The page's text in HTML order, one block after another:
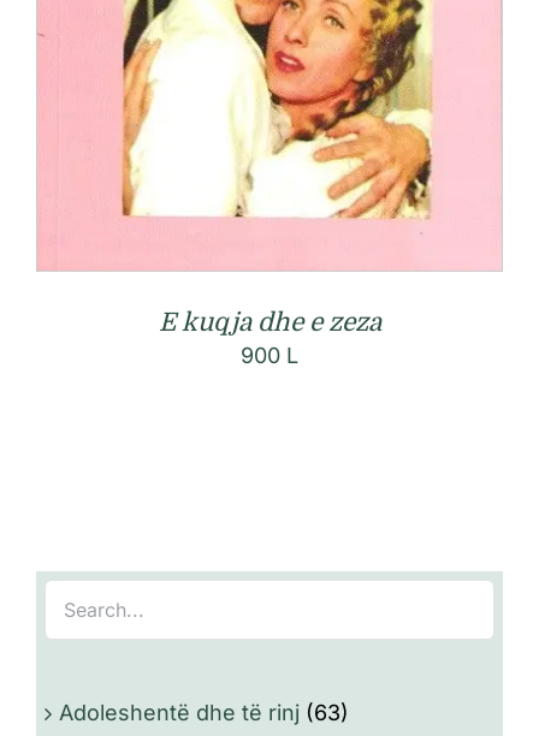
E kuqja dhe e zeza
900 L
Adoleshentë dhe të rinj (63)